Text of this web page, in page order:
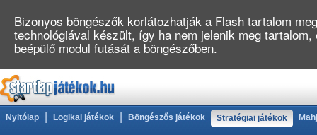
Nyitólap Logikai játékok Böngészős játékok Stratégiai játékok
Bizonyos böngészők korlátozhatják a Flash tartalom
technológiával készült, így ha nem jelenik meg
beépülő modul futását a böngészőben.